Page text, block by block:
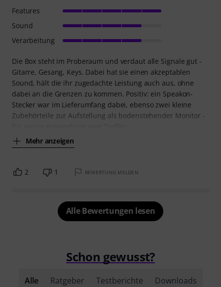
Die Box steht im Proberaum und verdaut alle Signale gut -
Gitarre, Gesang, Keys. Dabei hat sie einen akzeptablen
Sound, hält die ihr zugedachte Leistung auch aus, ohne
dabei an die Grenzen zu kommen. Positiv: ein Speakon-
Stecker war im Lieferumfang dabei, ebenso zwei kleine
Zubehörteile zur Aufstellung als bodenstehender Monitor -
Mehr anzeigen
Features
Sound
Verarbeitung
2 1 BEWERTUNG MELDEN
Alle Bewertungen lesen
Schon gewusst?
Alle Ratgeber Testberichte Downloads